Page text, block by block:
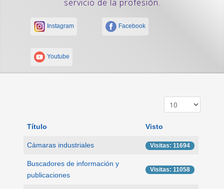
servicio de la profesión.
Instagram Facebook
Youtube
Título Visto
Cámaras industriales Visitas: 11694
Buscadores de información y
publicaciones
Visitas: 11058